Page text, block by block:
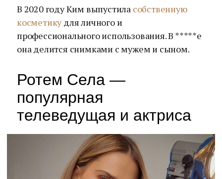
В 2020 году Ким выпустила собственную
косметикудля личного и
профессионального использования. В *****е
она делится снимками с мужем и сыном.
Ротем Села —
популярная
телеведущая и актриса